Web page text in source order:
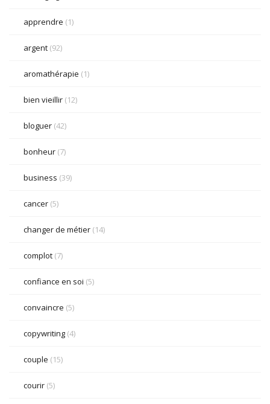
apprendre (1)
argent (92)
aromathérapie (1)
bien vieillir (12)
bloguer (42)
bonheur (7)
business (39)
cancer (5)
changer de métier (14)
complot (7)
confiance en soi (5)
convaincre (5)
copywriting (4)
couple (15)
courir (5)